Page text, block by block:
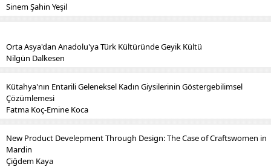
Sinem Şahin Yeşil
Orta Asya'dan Anadolu'ya Türk Kültüründe Geyik Kültü
Nilgün Dalkesen
Kütahya'nın Entarili Geleneksel Kadın Giysilerinin Göstergebilimsel
Çözümlemesi
Fatma Koç-Emine Koca
New Product Develepment Through Design: The Case of Craftswomen in
Mardin
Çiğdem Kaya